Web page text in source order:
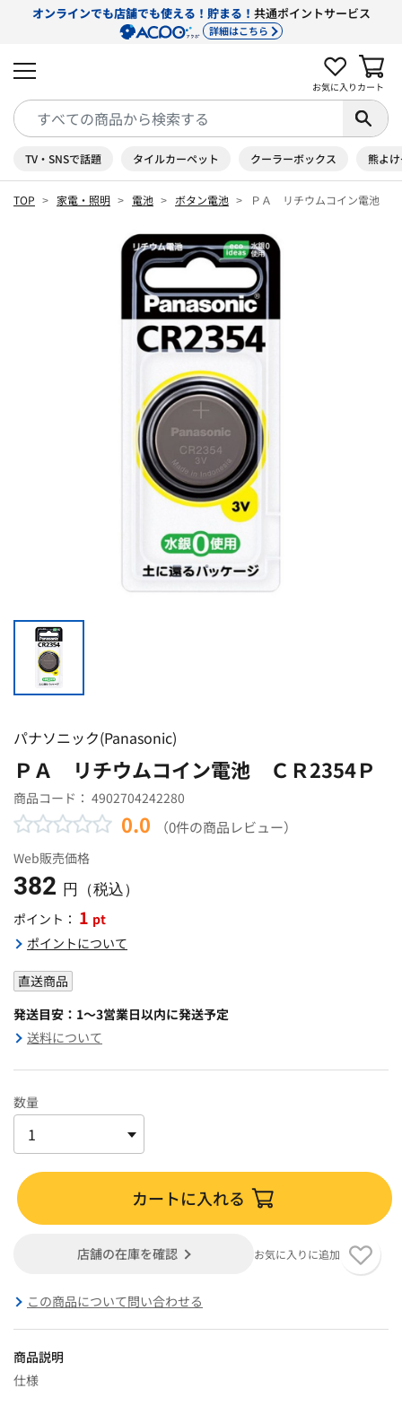
オンラインでも店舗でも使える！貯まる！ 共通ポイントサービス
詳細はこちら
お気に入り カート
TV・SNSで話題 タイルカーペット クーラーボックス 熊よ
TOP 家電・照明 電池 ボタン電池 ＰＡ リチウムコイン電池
パナソニック(Panasonic)
ＰＡ リチウムコイン電池 ＣＲ2354Ｐ
商品コード： 4902704242280
0.0 （0件の商品レビュー）
Web販売価格
382 円（税込）
ポイント： 1 pt
ポイントについて
直送商品
発送目安：1～3営業日以内に発送予定
送料について
数量
カートに入れる
店舗の在庫を確認 お気に入りに追加
この商品について問い合わせる
商品説明
仕様